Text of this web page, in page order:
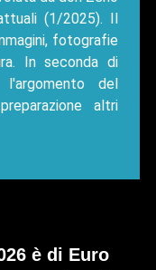
(1/2025). Il
fotografie
In seconda di
del
altri
è di Euro